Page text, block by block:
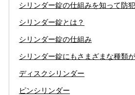
シリンダー錠の仕組みを知って防
シリンダー錠とは？
シリンダー錠の仕組み
シリンダー錠にもさまざまな種類
ディスクシリンダー
ピンシリンダー